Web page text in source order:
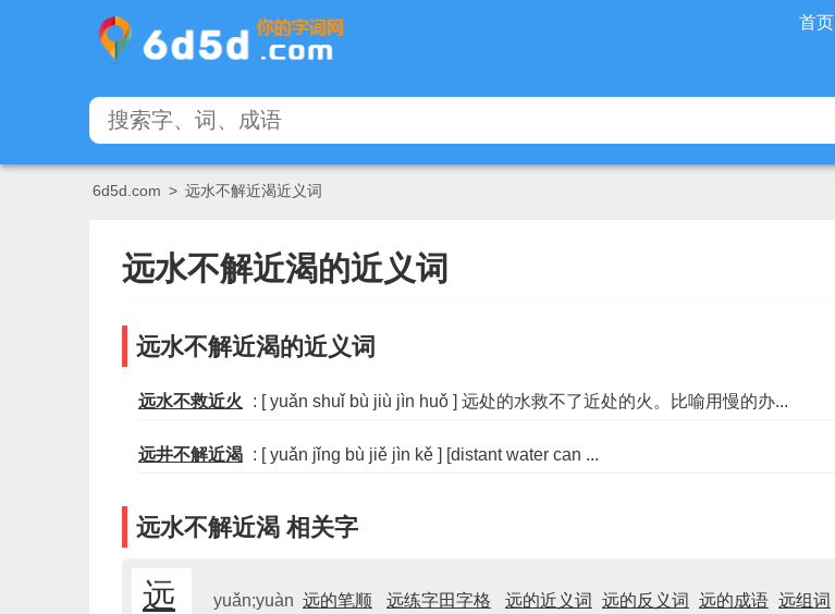
首页
6d5d.com > 远水不解近渴近义词
远水不解近渴的近义词
远水不解近渴的近义词
远水不救近火 : [ yuǎn shuǐ bù jiù jìn huǒ ] 远处的水救不了近处的火。比喻用慢的办...
远井不解近渴 : [ yuǎn jǐng bù jiě jìn kě ] [distant water can ...
远水不解近渴 相关字
远 yuǎn;yuàn 远的笔顺 远练字田字格 远的近义词 远的反义词 远的成语 远组词